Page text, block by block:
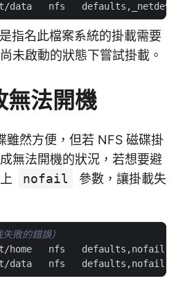
data   nfs
指名此檔案系統的掛載需要
未啟動的狀態下嘗試掛載。
無法開機
雖然方便，但若 NFS 磁碟掛
無法開機的狀況，若想要避
nofail
參數，讓掛載失
敗的錯誤）
home   nfs
data   nfs